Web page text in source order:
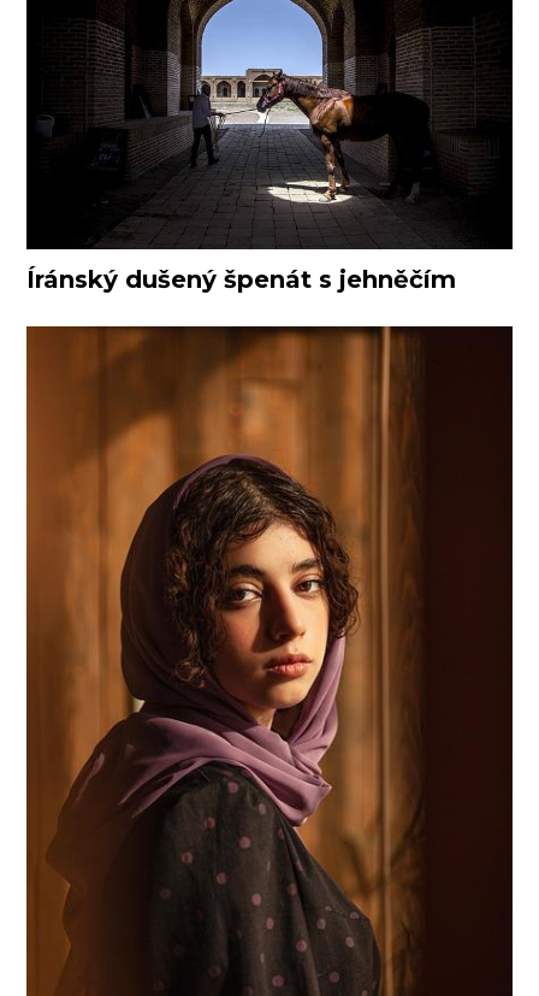
Íránský dušený špenát s jehněčím